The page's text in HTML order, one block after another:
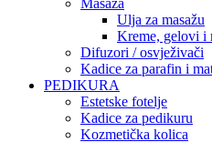
Masaža
Ulja za masažu
Kreme, gelovi i
Difuzori / osvježivači
Kadice za parafin i
PEDIKURA
Estetske fotelje
Kadice za pedikuru
Kozmetička kolica